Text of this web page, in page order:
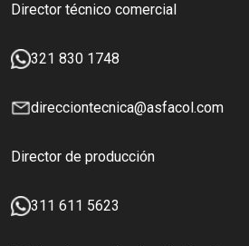
Director técnico comercial
321 830 1748
direcciontecnica@asfacol.com
Director de producción
311 611 5623